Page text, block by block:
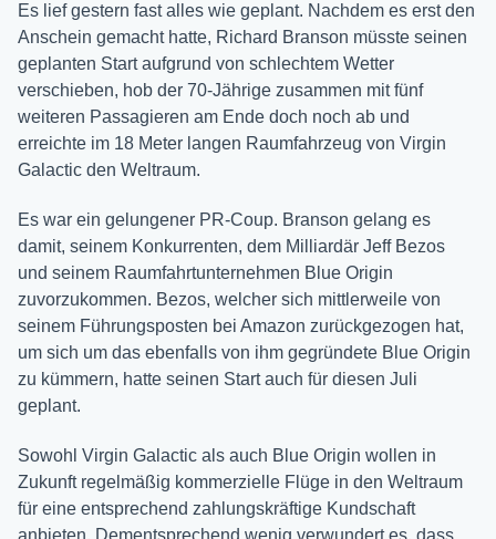
Es lief gestern fast alles wie geplant. Nachdem es erst den
Anschein gemacht hatte, Richard Branson müsste seinen
geplanten Start aufgrund von schlechtem Wetter
verschieben, hob der 70-Jährige zusammen mit fünf
weiteren Passagieren am Ende doch noch ab und
erreichte im 18 Meter langen Raumfahrzeug von Virgin
Galactic den Weltraum.
Es war ein gelungener PR-Coup. Branson gelang es
damit, seinem Konkurrenten, dem Milliardär Jeff Bezos
und seinem Raumfahrtunternehmen Blue Origin
zuvorzukommen. Bezos, welcher sich mittlerweile von
seinem Führungsposten bei Amazon zurückgezogen hat,
um sich um das ebenfalls von ihm gegründete Blue Origin
zu kümmern, hatte seinen Start auch für diesen Juli
geplant.
Sowohl Virgin Galactic als auch Blue Origin wollen in
Zukunft regelmäßig kommerzielle Flüge in den Weltraum
für eine entsprechend zahlungskräftige Kundschaft